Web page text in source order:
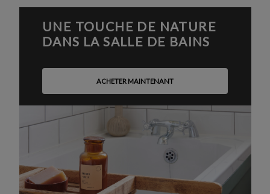
UNE TOUCHE DE NATURE
DANS LA SALLE DE BAINS
ACHETER MAINTENANT